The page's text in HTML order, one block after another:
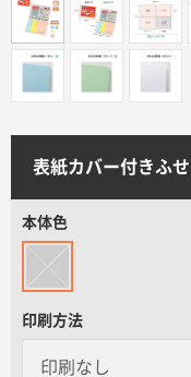
印刷色から探す
ご注文の流れ
お見積書の作成方法
データ入稿ガイド
表紙カバー付きふ
本体色
印刷方法